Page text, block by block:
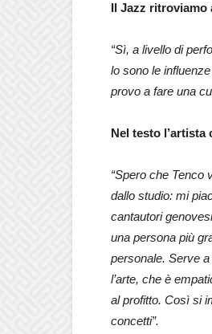
Il Jazz ritroviamo
“Sì, a livello di
lo sono le
provo a fare una
Nel testo
“Spero che Tenco
dallo studio: mi
cantautori
una persona più
personale. Serve
l’arte, che è
al profitto. Così si
concetti”.